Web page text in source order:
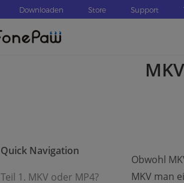
Downloaden Store Support
Quick Navigation
Teil 1. MKV oder MP4?
Obwohl
MKV man